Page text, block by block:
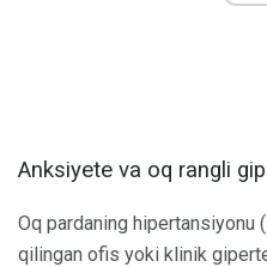
Anksiyete va oq rangli
Oq pardaning hipertansiyonu
qilingan ofis yoki klinik